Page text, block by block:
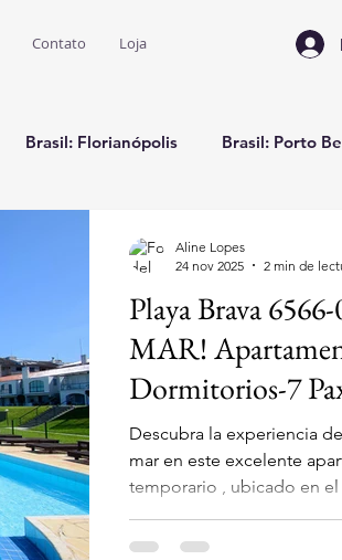
Contato Loja
Brasil: Florianópolis Brasil: Porto
Playa Brava
MAR!
Dormitorios-7
Descubra la experiencia
mar en este excelente apartamento de alquiler
temporario , ubicado en el
Tom Traugott Wildi 215 ,
Aline Lopes
24 nov 2025
2 min de